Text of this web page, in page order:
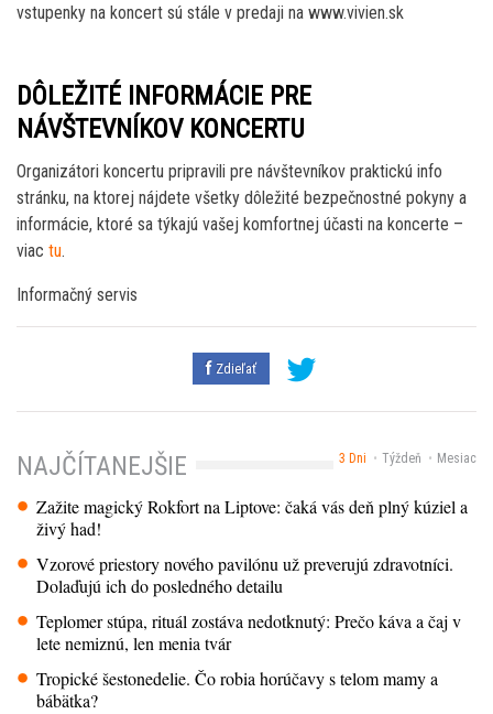
vstupenky na koncert sú stále v predaji na www.vivien.sk
DÔLEŽITÉ INFORMÁCIE PRE
NÁVŠTEVNÍKOV KONCERTU
Organizátori koncertu pripravili pre návštevníkov praktickú info
stránku, na ktorej nájdete všetky dôležité bezpečnostné pokyny a
informácie, ktoré sa týkajú vašej komfortnej účasti na koncerte –
viac tu.
Informačný servis
Zdieľať
3 Dni Týždeň Mesiac
NAJČÍTANEJŠIE
Zažite magický Rokfort na Liptove: čaká vás deň plný kúziel a
živý had!
Vzorové priestory nového pavilónu už preverujú zdravotníci.
Dolaďujú ich do posledného detailu
Teplomer stúpa, rituál zostáva nedotknutý: Prečo káva a čaj v
lete nemiznú, len menia tvár
Tropické šestonedelie. Čo robia horúčavy s telom mamy a
bábätka?